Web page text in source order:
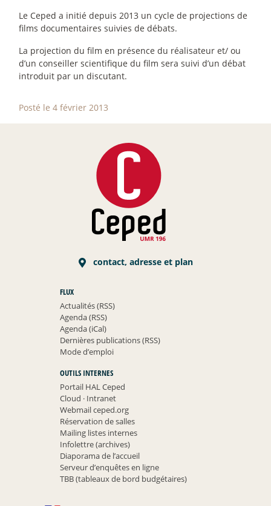
Le Ceped a initié depuis 2013 un cycle de projections de
films documentaires suivies de débats.
La projection du film en présence du réalisateur et/ ou
d’un conseiller scientifique du film sera suivi d’un débat
introduit par un discutant.
Posté le 4 février 2013
contact, adresse et plan
FLUX
Actualités (RSS)
Agenda (RSS)
Agenda (iCal)
Dernières publications (RSS)
Mode d’emploi
OUTILS INTERNES
Portail HAL Ceped
Cloud ·Intranet
Webmail ceped.org
Réservation de salles
Mailing listes internes
Infolettre (archives)
Diaporama de l’accueil
Serveur d’enquêtes en ligne
TBB (tableaux de bord budgétaires)